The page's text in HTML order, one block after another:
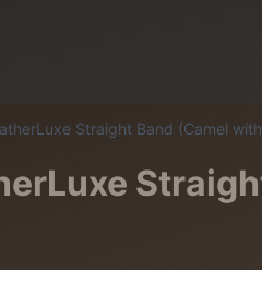
Straight Band (Camel